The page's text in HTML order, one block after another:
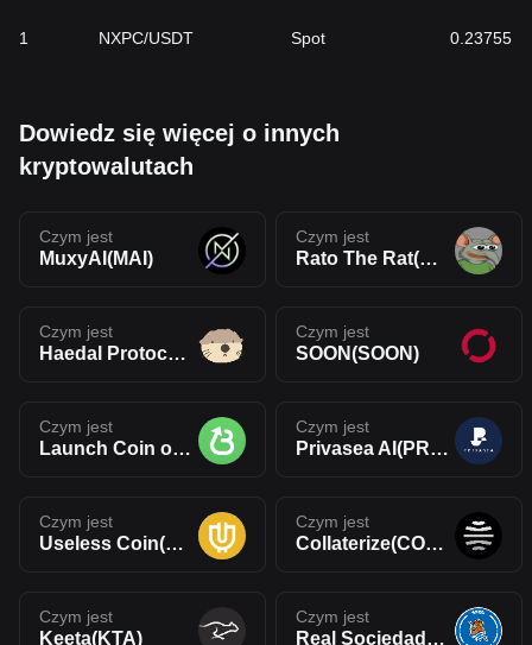
1 NXPC/USDT Spot 0.23755
Dowiedz się więcej o innych
kryptowalutach
Czym jest
MuxyAI(MAI)
Czym jest
Rato The Rat(RATO)
Czym jest
Haedal Protocol(HAEDAL)
Czym jest
SOON(SOON)
Czym jest
Launch Coin on Believe(LAUNCHCOIN)
Czym jest
Privasea AI(PRAI)
Czym jest
Useless Coin(USELESS)
Czym jest
Collaterize(COLLAT)
Czym jest
Keeta(KTA)
Czym jest
Real Sociedad Fan Token(RSO)